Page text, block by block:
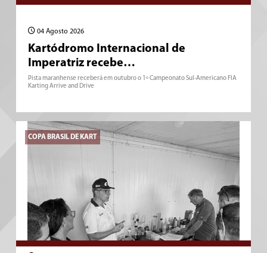
04 Agosto 2026
Kartódromo Internacional de
Imperatriz recebe…
Pista maranhense receberá em outubro o 1º Campeonato Sul-Americano FIA
Karting Arrive and Drive
COPA BRASIL DE KART